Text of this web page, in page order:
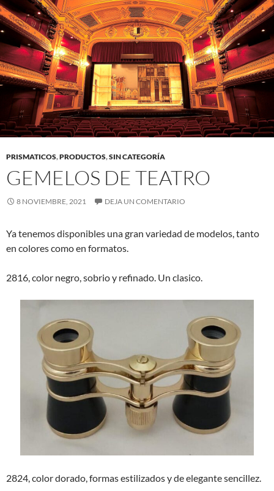
PRISMATICOS,PRODUCTOS,SIN CATEGORÍA
GEMELOS DE TEATRO
8 NOVIEMBRE, 2021 DEJA UN COMENTARIO
Ya tenemos disponibles una gran variedad de modelos, tanto
en colores como en formatos.
2816, color negro, sobrio y refinado. Un clasico.
2824, color dorado, formas estilizados y de elegante sencillez.